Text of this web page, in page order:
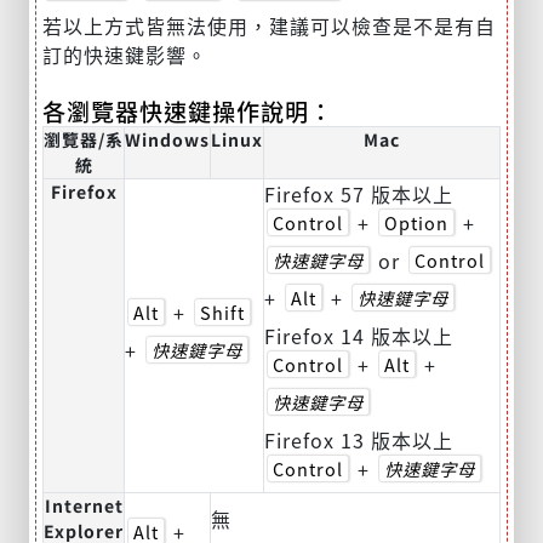
若以上方式皆無法使用，建議可以檢查是不是有自
訂的快速鍵影響。
各瀏覽器快速鍵操作說明：
瀏覽器/系
統
WindowsLinux Mac
Firefox
Alt + Shift
+ 快速鍵字母
Firefox 57 版本以上
Control + Option +
快速鍵字母 or Control
+ Alt + 快速鍵字母
Firefox 14 版本以上
Control + Alt +
快速鍵字母
Firefox 13 版本以上
Control + 快速鍵字母
Internet
Explorer Alt + 無